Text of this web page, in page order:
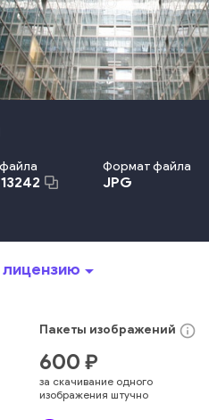
Формат файла
JPG
Банк Зеркало
Действия
Точка Офисное Здание
Отрасль
arrow_drop_down
Пакеты изображений info_outline
600 ₽
за скачивание одного
изображения штучно